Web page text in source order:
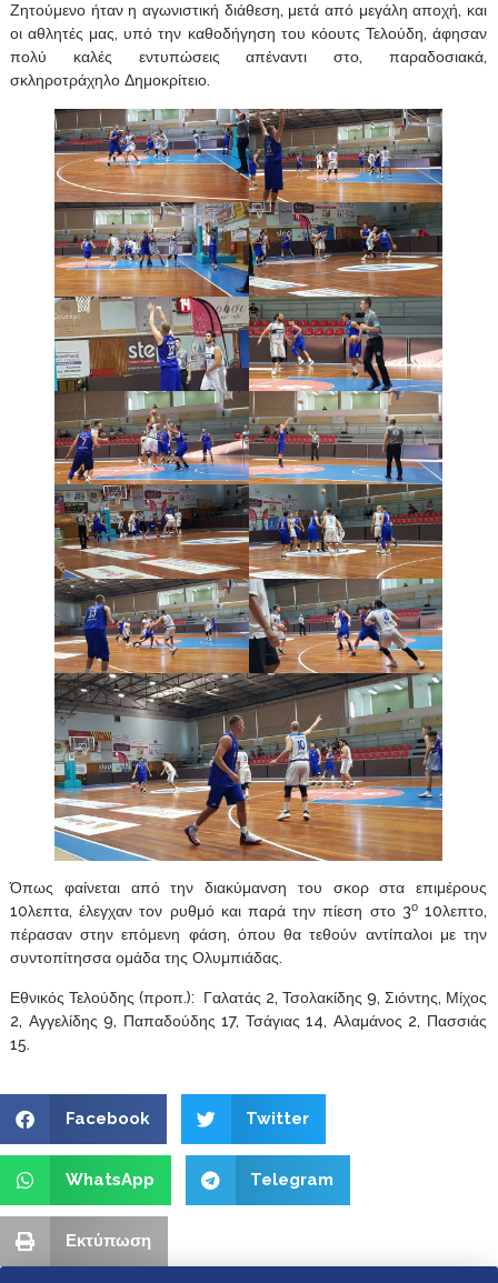
Ζητούμενο ήταν η αγωνιστική διάθεση, μετά από μεγάλη αποχή, και
οι αθλητές μας, υπό την καθοδήγηση του κόουτς Τελούδη, άφησαν
πολύ καλές εντυπώσεις απέναντι στο, παραδοσιακά,
σκληροτράχηλο Δημοκρίτειο.
Όπως φαίνεται από την διακύμανση του σκορ στα επιμέρους
10λεπτα, έλεγχαν τον ρυθμό και παρά την πίεση στο 3ο10λεπτο,
πέρασαν στην επόμενη φάση, όπου θα τεθούν αντίπαλοι με την
συντοπίτησσα ομάδα της Ολυμπιάδας.
Εθνικός Τελούδης (προπ.): Γαλατάς 2, Τσολακίδης 9, Σιόντης, Μίχος
2, Αγγελίδης 9, Παπαδούδης 17, Τσάγιας 14, Αλαμάνος 2, Πασσιάς
15.
Facebook Twitter
WhatsApp Telegram
Εκτύπωση